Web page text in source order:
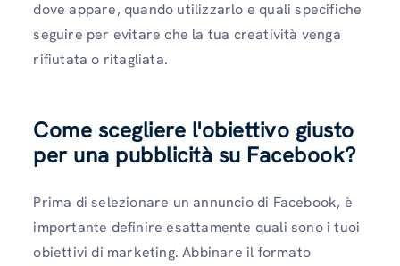
dove appare, quando utilizzarlo e quali specifiche
seguire per evitare che la tua creatività venga
rifiutata o ritagliata.
Come scegliere l'obiettivo giusto
per una pubblicità su Facebook?
Prima di selezionare un annuncio di Facebook, è
importante definire esattamente quali sono i tuoi
obiettivi di marketing. Abbinare il formato